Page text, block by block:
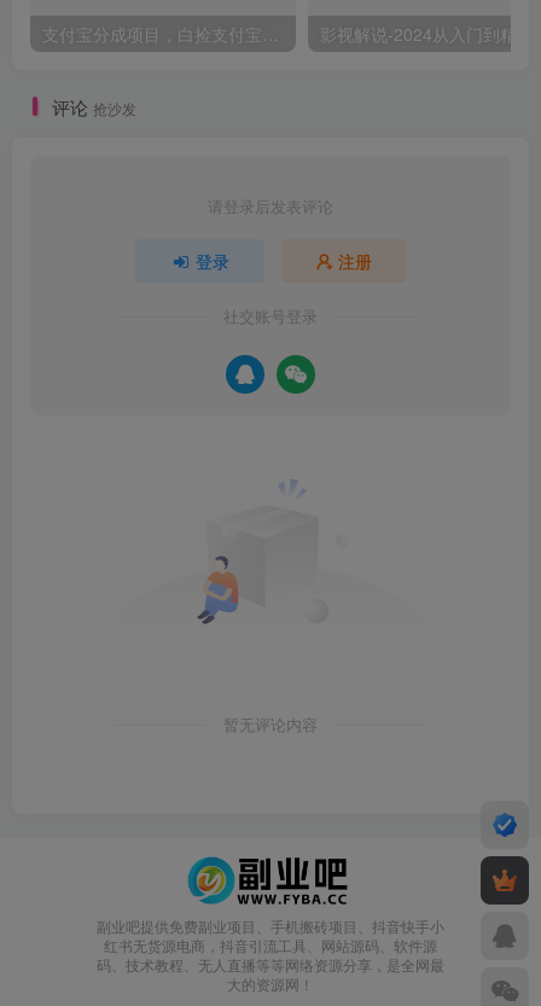
评论 抢沙发
请登录后发表评论
登录 注册
社交账号登录
暂无评论内容
副业吧提供免费副业项目、手机搬砖项目、抖音快手小
红书无货源电商，抖音引流工具、网站源码、软件源
码、技术教程、无人直播等等网络资源分享，是全网最
大的资源网！